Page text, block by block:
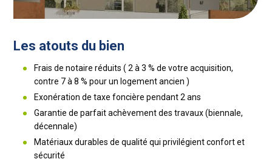
Les atouts du bien
Frais de notaire réduits ( 2 à 3 % de votre acquisition,
contre 7 à 8 % pour un logement ancien )
Exonération de taxe foncière pendant 2 ans
Garantie de parfait achèvement des travaux (biennale,
décennale)
Matériaux durables de qualité qui privilégient confort et
sécurité